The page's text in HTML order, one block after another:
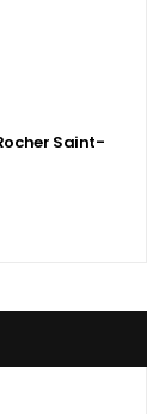
Saint-